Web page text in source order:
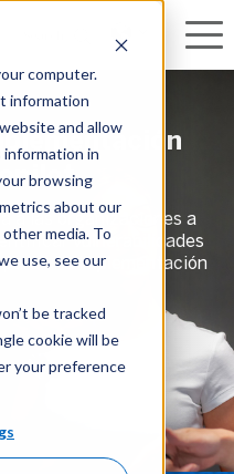
computer.
information
and allow
information in
browsing
about our
media. To
use, see our
be tracked
cookie will be
your preference
a las organizaciones a
vulnerabilidades
una implementación